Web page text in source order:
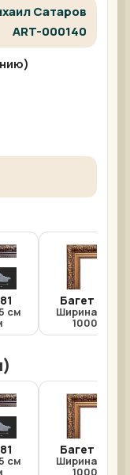
Сатаров
ART-000140
см
Багет №81/
Ширина: 4.5
1000 ₽/м
см
Багет №81/
Ширина: 4.5
1000 ₽/м